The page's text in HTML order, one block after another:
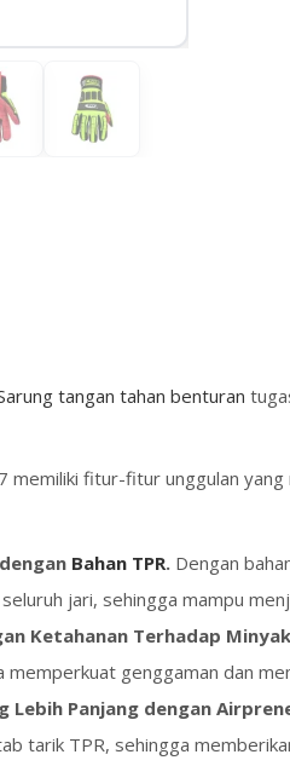
tangan tahan benturan
memiliki fitur-fitur unggulan
Bahan TPR. Dengan
jari, sehingga mampu
Ketahanan Terhadap
genggaman dan
Lebih Panjang dengan
tarik TPR, sehingga